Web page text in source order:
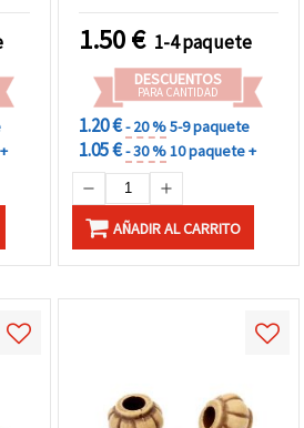
1.50€ 1-4 paquete
DESCUENTOS
PARA CANTIDAD
1.20 €- 20 %5-9 paquete
1.05 €- 30 %10 paquete +
AÑADIR AL CARRITO